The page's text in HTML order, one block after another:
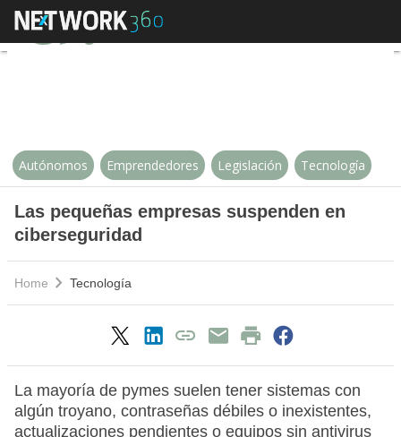
Las pequeñas empresas
Autónomos Emprendedores Legislación Tecnología
Las pequeñas empresas suspenden en
ciberseguridad
Home Tecnología
La mayoría de pymes suelen tener sistemas con
algún troyano, contraseñas débiles o inexistentes,
actualizaciones pendientes o equipos sin antivirus